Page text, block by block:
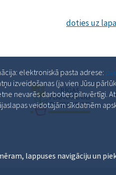
doties uz
elektroniskā pasta adrese:
izveidošanas (ja vien Jūsu
nevarēs darboties pilnvērtīgi.
veidotajām sīkdatnēm
lappuses navigāciju un